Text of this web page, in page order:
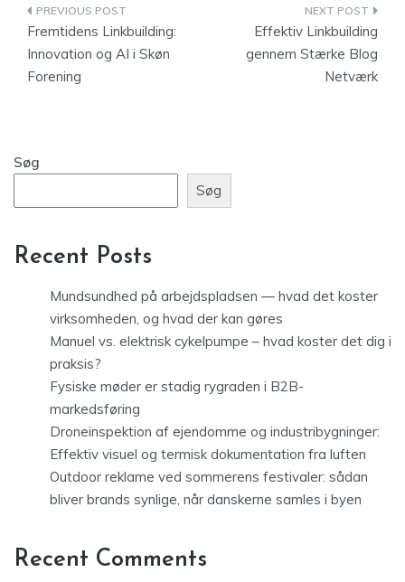
Indlægsnavigation
Fremtidens Linkbuilding:
Innovation og AI i Skøn
Forening
Effektiv Linkbuilding
gennem Stærke Blog
Netværk
Søg
Søg
Recent Posts
Mundsundhed på arbejdspladsen — hvad det koster
virksomheden, og hvad der kan gøres
Manuel vs. elektrisk cykelpumpe – hvad koster det dig i
praksis?
Fysiske møder er stadig rygraden i B2B-
markedsføring
Droneinspektion af ejendomme og industribygninger:
Effektiv visuel og termisk dokumentation fra luften
Outdoor reklame ved sommerens festivaler: sådan
bliver brands synlige, når danskerne samles i byen
Recent Comments